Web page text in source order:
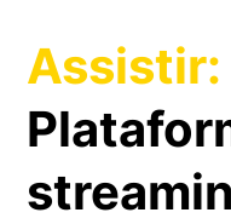
Assistir: